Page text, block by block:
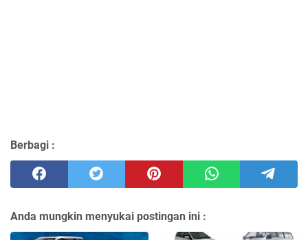
Berbagi :
Anda mungkin menyukai postingan ini :